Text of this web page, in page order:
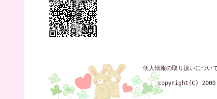
個人情報の取り扱いについ
copyright(C) 2000